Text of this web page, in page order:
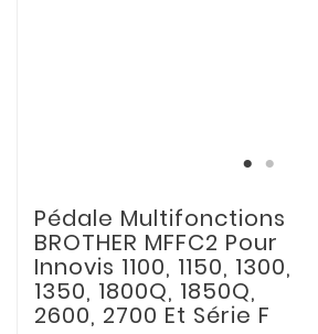
Pédale Multifonctions
BROTHER MFFC2 Pour
Innovis 1100, 1150, 1300,
1350, 1800Q, 1850Q,
2600, 2700 Et Série F